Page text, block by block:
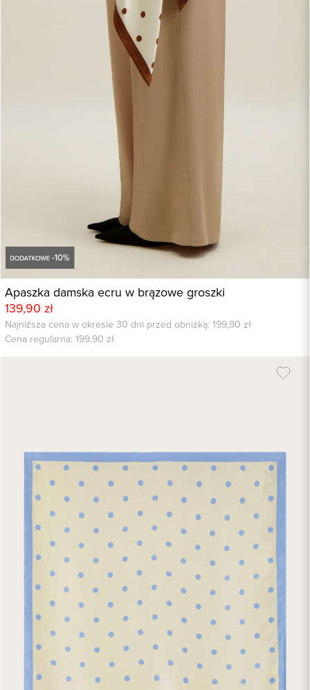
Apaszka damska ecru w brązowe groszki
139,90 zł
Najniższa cena w okresie 30 dni przed obniżką: 199,90 zł
Cena regularna: 199.90 zł